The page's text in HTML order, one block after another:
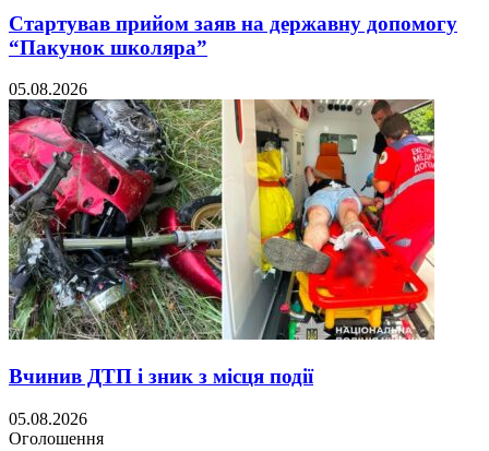
Стартував прийом заяв на державну допомогу
“Пакунок школяра”
05.08.2026
Вчинив ДТП і зник з місця події
05.08.2026
Оголошення